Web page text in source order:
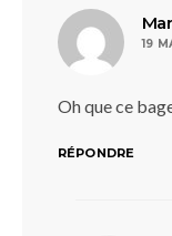
19
Oh que ce
RÉPONDRE